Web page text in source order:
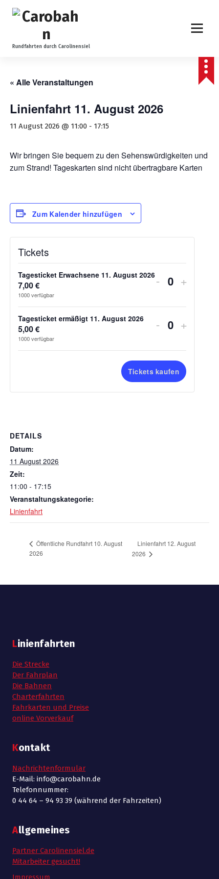
Rundfahrten durch Carolinensiel
« Alle Veranstaltungen
Linienfahrt 11. August 2026
11 August 2026 @ 11:00 - 17:15
Wir bringen Sie bequem zu den Sehenswürdigkeiten und
zum Strand! Tageskarten sind nicht übertragbare Karten
Zum Kalender hinzufügen
DETAILS
Datum:
11 August 2026
Zeit:
11:00 - 17:15
Veranstaltungskategorie:
Linienfahrt
Tickets
Tagesticket Erwachsene 11. August 2026
7,00€
1000verfügbar
Verringern
- Anzahl
+
Tagesticket ermäßigt 11. August 2026
5,00€
1000verfügbar
Verringern
- Anzahl
+
Tickets kaufen
Öffentliche Rundfahrt 10. August
2026
Linienfahrt 12. August
2026
Linienfahrten
Die Strecke
Der Fahrplan
Die Bahnen
Charterfahrten
Fahrkarten und Preise
online Vorverkauf
Kontakt
Nachrichtenformular
E-Mail: info@carobahn.de
Telefonnummer:
0 44 64 – 94 93 39 (während der Fahrzeiten)
Allgemeines
Partner Carolinensiel.de
Mitarbeiter gesucht!
Impressum